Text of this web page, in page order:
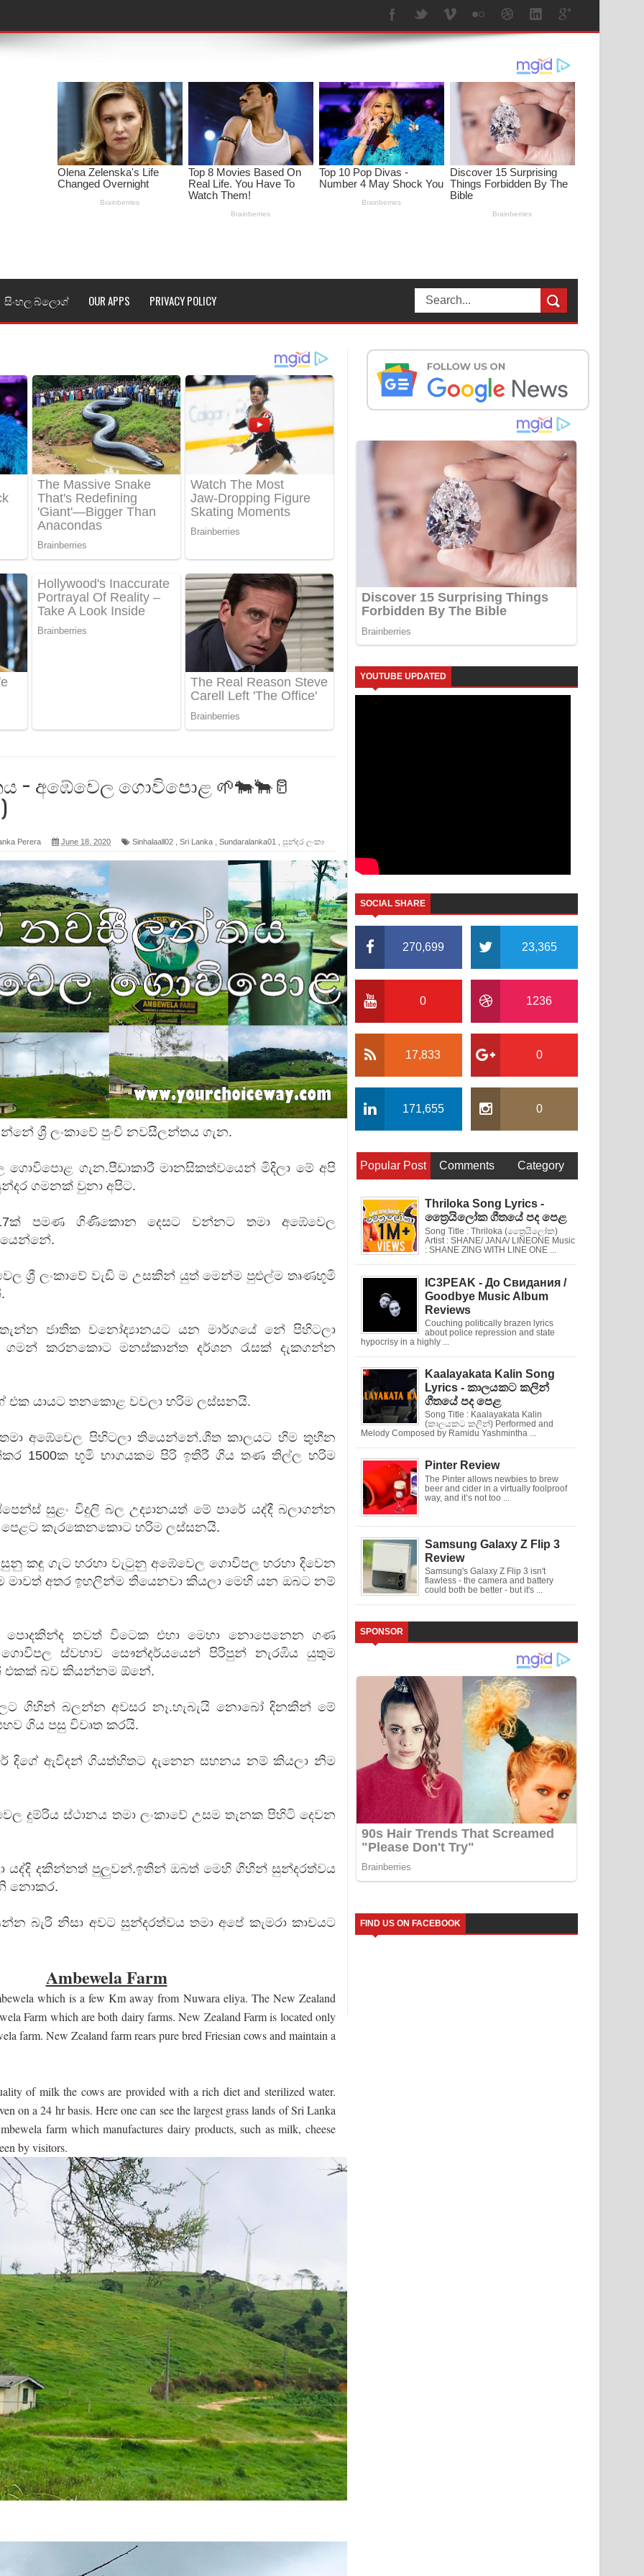
පද පෙළ
පෙළ
ගීතයේ පද පෙළ
පද පෙළ
ගීතයේ පද පෙළ
පද පෙළ
අනාගතේ ගීතයේ පද පෙළ
පද පෙළ
පෙළ
පද පෙළ
පද පෙළ
ලියන්න ගීතයේ පද පෙළ
පෙළ
පෙළ
පෙළ
පද පෙළ
සිංහල බ්ලොග් OUR APPS PRIVACY POLICY
- අඹේවෙල ගොවිපොළ 🌱🐄🐂🥛
Perera June 18, 2020 Sinhalaall02 Sri Lanka Sundaralanka01 සුන්දර ලංකා
ශ්‍රී ලංකාවේ පුංචි නවසීලන්තය ගැන.
ගැන.පීඩාකාරී මානසිකත්වයෙන් මිදිලා මේ අපි
ගමනක් වුනා අපිට.
පමණ ගිණිකොන දෙසට වන්නට තමා අඹේවෙල
ශ්‍රී ලංකාවේ වැඩි ම උසකින් යුත් මෙන්ම පුළුල්ම තෘණභූමි
ජාතික වනෝද්‍යානයට යන මාර්ගයේ නේ පිහිටලා
ගමන් කරනකොට මනස්කාන්ත දර්ශන රැසක් දැකගන්න
එක යායට තනකොළ වවලා හරිම ලස්සනයි.
අඹේවෙල පිහිටලා තියෙන්නේ.ශීත කාලයට හිම තුහීන
1500ක භූමි භාගයකම පිරි ඉතිරී ගිය තණ තිල්ල හරිම
සුළං විදුලි බල උද්‍යානයත් මේ පාරේ යද්දී බලාගන්න
පෙළට කැරකෙනකොට හරිම ලස්සනයි.
කඳු ගැට හරහා වැටුනු අඹේවෙල ගොවිපල හරහා දිවෙන
මාවත් අතර ඉහලින්ම තියෙනවා කියලා මෙහි යන ඔබට නම්
පොදකින්ද තවත් විටෙක එහා මෙහා නොපෙනෙන ගණ
ස්වභාව සෞන්දර්යයෙන් පිරිපුන් නැරඹිය යුතුම
එකක් බව කියන්නම ඕනේ.
ගිහින් බලන්න අවසර නෑ.හැබැයි නොබෝ දිනකින් මේ
ගිය පසු විවෘත කරයි.
දිගේ ඇවිදන් ගියත්හිතට දැනෙන සහනය නම් කියලා නිම
දුම්රිය ස්ථානය තමා ලංකාවේ උසම තැනක පිහිටි දෙවන
යද්දි දකින්නත් පුලුවන්.ඉතින් ඔබත් මෙහි ගිහින් සුන්දරත්වය
නොකර.
බැරි නිසා අවට සුන්දරත්වය තමා අපේ කැමරා කාචයට
Ambewela Farm
which is a few Km away from Nuwara eliya. The New Zealand
Farm which are both dairy farms. New Zealand Farm is located only
farm. New Zealand farm rears pure bred Friesian cows and maintain a
of milk the cows are provided with a rich diet and sterilized water.
on a 24 hr basis. Here one can see the largest grass lands of Sri Lanka
farm which manufactures dairy products, such as milk, cheese
by visitors.
YOUTUBE UPDATED
SOCIAL SHARE
270,699 23,365
0 1236
17,833 0
171,655 0
Popular Post Comments Category
Thriloka Song Lyrics -
ත්‍රෛයිලෝක ගීතයේ පද පෙළ
Song Title : Thriloka (ත්‍රෛයිලෝක)
Artist : SHANE/ JANA/ LINEONE Music
: SHANE ZING WITH LINE ONE ...
IC3PEAK - До Свидания /
Goodbye Music Album
Reviews
Couching politically brazen lyrics
about police repression and state
hypocrisy in a highly ...
Kaalayakata Kalin Song
Lyrics - කාලයකට කලින්
ගීතයේ පද පෙළ
Song Title : Kaalayakata Kalin
(කාලයකට කලින්) Performed and
Melody Composed by Ramidu Yashmintha ...
Pinter Review
The Pinter allows newbies to brew
beer and cider in a virtually foolproof
way, and it’s not too ...
Samsung Galaxy Z Flip 3
Review
Samsung's Galaxy Z Flip 3 isn't
flawless - the camera and battery
could both be better - but it's ...
SPONSOR
FIND US ON FACEBOOK